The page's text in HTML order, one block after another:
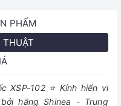
PHẨM
THUẬT
XSP-102 ⭐ Kính hiển vi
hãng Shinea - Trung